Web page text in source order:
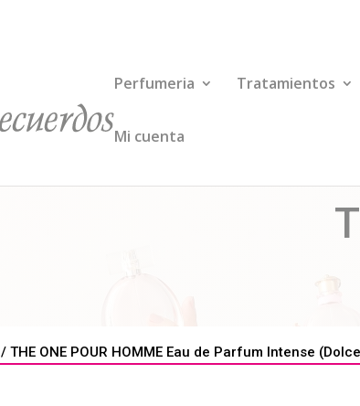
Perfumeria Tratamientos
Mi cuenta
/ THE ONE POUR HOMME Eau de Parfum Intense